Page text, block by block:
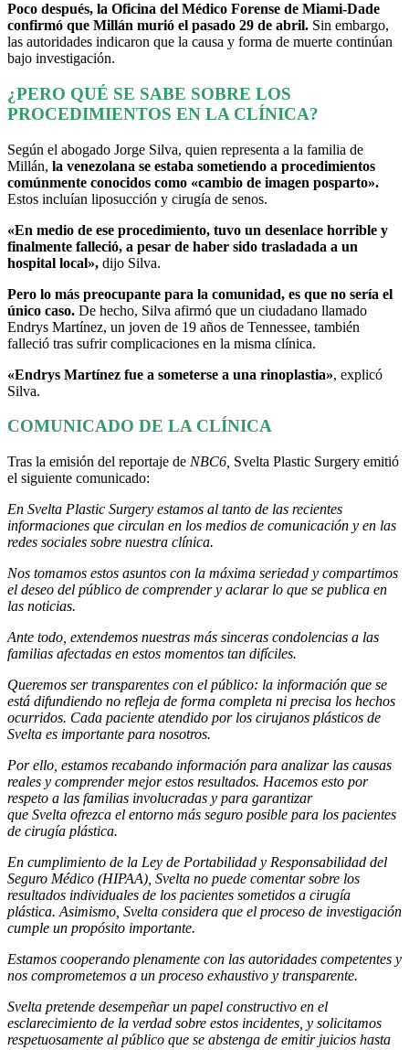
Poco después, la Oficina del Médico Forense de Miami-Dade
confirmó que Millán murió el pasado 29 de abril. Sin embargo,
las autoridades indicaron que la causa y forma de muerte continúan
bajo investigación.
¿PERO QUÉ SE SABE SOBRE LOS
PROCEDIMIENTOS EN LA CLÍNICA?
Según el abogado Jorge Silva, quien representa a la familia de
Millán, la venezolana se estaba sometiendo a procedimientos
comúnmente conocidos como «cambio de imagen posparto».
Estos incluían liposucción y cirugía de senos.
«En medio de ese procedimiento, tuvo un desenlace horrible y
finalmente falleció, a pesar de haber sido trasladada a un
hospital local», dijo Silva.
Pero lo más preocupante para la comunidad, es que no sería el
único caso. De hecho, Silva afirmó que un ciudadano llamado
Endrys Martínez, un joven de 19 años de Tennessee, también
falleció tras sufrir complicaciones en la misma clínica.
«Endrys Martínez fue a someterse a una rinoplastia», explicó
Silva.
COMUNICADO DE LA CLÍNICA
Tras la emisión del reportaje de NBC6, Svelta Plastic Surgery emitió
el siguiente comunicado:
En Svelta Plastic Surgery estamos al tanto de las recientes
informaciones que circulan en los medios de comunicación y en las
redes sociales sobre nuestra clínica.
Nos tomamos estos asuntos con la máxima seriedad y compartimos
el deseo del público de comprender y aclarar lo que se publica en
las noticias.
Ante todo, extendemos nuestras más sinceras condolencias a las
familias afectadas en estos momentos tan difíciles.
Queremos ser transparentes con el público: la información que se
está difundiendo no refleja de forma completa ni precisa los hechos
ocurridos. Cada paciente atendido por los cirujanos plásticos de
Svelta es importante para nosotros.
Por ello, estamos recabando información para analizar las causas
reales y comprender mejor estos resultados. Hacemos esto por
respeto a las familias involucradas y para garantizar
que Svelta ofrezca el entorno más seguro posible para los pacientes
de cirugía plástica.
En cumplimiento de la Ley de Portabilidad y Responsabilidad del
Seguro Médico (HIPAA), Svelta no puede comentar sobre los
resultados individuales de los pacientes sometidos a cirugía
plástica. Asimismo, Svelta considera que el proceso de investigación
cumple un propósito importante.
Estamos cooperando plenamente con las autoridades competentes y
nos comprometemos a un proceso exhaustivo y transparente.
Svelta pretende desempeñar un papel constructivo en el
esclarecimiento de la verdad sobre estos incidentes, y solicitamos
respetuosamente al público que se abstenga de emitir juicios hasta